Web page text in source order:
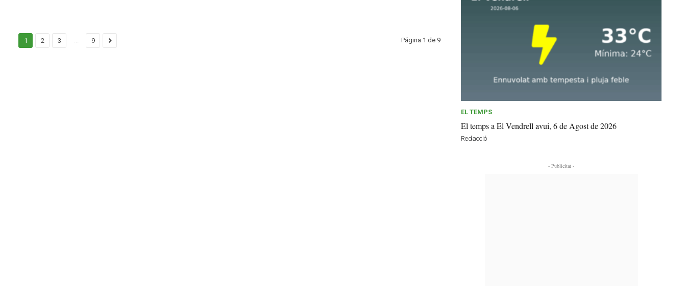
1 2 3 9 Página 1 de 9
EL TEMPS
El temps a El Vendrell avui, 6 de Agost de 2026
Redacció
- Publicitat -